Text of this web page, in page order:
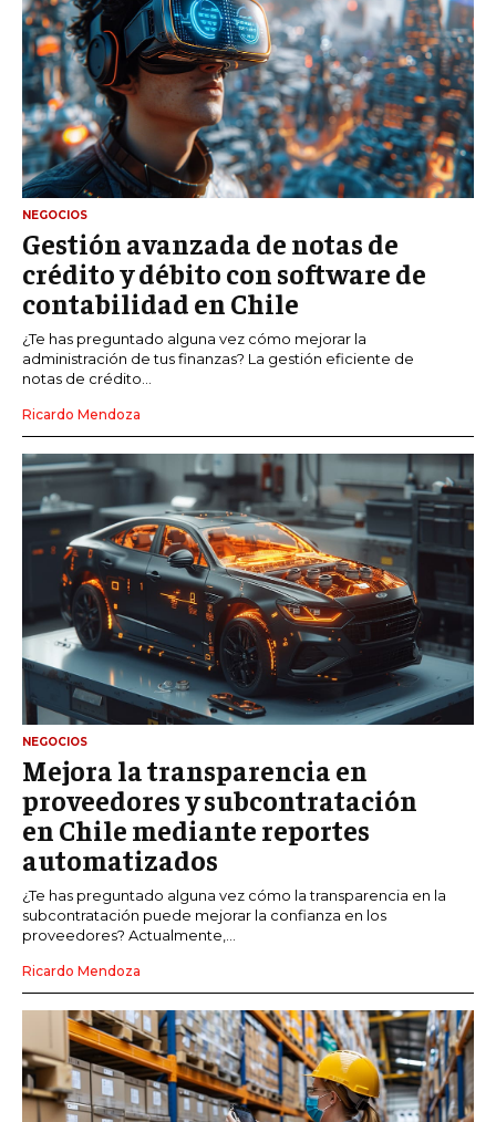
NEGOCIOS
Gestión avanzada de notas de
crédito y débito con software de
contabilidad en Chile
¿Te has preguntado alguna vez cómo mejorar la
administración de tus finanzas? La gestión eficiente de
notas de crédito...
Ricardo Mendoza
NEGOCIOS
Mejora la transparencia en
proveedores y subcontratación
en Chile mediante reportes
automatizados
¿Te has preguntado alguna vez cómo la transparencia en la
subcontratación puede mejorar la confianza en los
proveedores? Actualmente,...
Ricardo Mendoza